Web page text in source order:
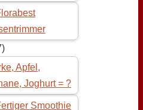
Apfel,
Joghurt = ?